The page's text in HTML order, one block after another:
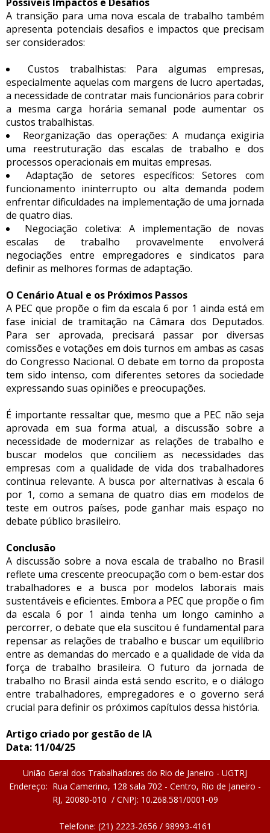
Possíveis Impactos e Desafios
A transição para uma nova escala de trabalho também
apresenta potenciais desafios e impactos que precisam
ser considerados:
Custos trabalhistas: Para algumas empresas,
especialmente aquelas com margens de lucro apertadas,
a necessidade de contratar mais funcionários para cobrir
a mesma carga horária semanal pode aumentar os
custos trabalhistas.
Reorganização das operações: A mudança exigiria
uma reestruturação das escalas de trabalho e dos
processos operacionais em muitas empresas.
Adaptação de setores específicos: Setores com
funcionamento ininterrupto ou alta demanda podem
enfrentar dificuldades na implementação de uma jornada
de quatro dias.
Negociação coletiva: A implementação de novas
escalas de trabalho provavelmente envolverá
negociações entre empregadores e sindicatos para
definir as melhores formas de adaptação.
O Cenário Atual e os Próximos Passos
A PEC que propõe o fim da escala 6 por 1 ainda está em
fase inicial de tramitação na Câmara dos Deputados.
Para ser aprovada, precisará passar por diversas
comissões e votações em dois turnos em ambas as casas
do Congresso Nacional. O debate em torno da proposta
tem sido intenso, com diferentes setores da sociedade
expressando suas opiniões e preocupações.
É importante ressaltar que, mesmo que a PEC não seja
aprovada em sua forma atual, a discussão sobre a
necessidade de modernizar as relações de trabalho e
buscar modelos que conciliem as necessidades das
empresas com a qualidade de vida dos trabalhadores
continua relevante. A busca por alternativas à escala 6
por 1, como a semana de quatro dias em modelos de
teste em outros países, pode ganhar mais espaço no
debate público brasileiro.
Conclusão
A discussão sobre a nova escala de trabalho no Brasil
reflete uma crescente preocupação com o bem-estar dos
trabalhadores e a busca por modelos laborais mais
sustentáveis e eficientes. Embora a PEC que propõe o fim
da escala 6 por 1 ainda tenha um longo caminho a
percorrer, o debate que ela suscitou é fundamental para
repensar as relações de trabalho e buscar um equilíbrio
entre as demandas do mercado e a qualidade de vida da
força de trabalho brasileira. O futuro da jornada de
trabalho no Brasil ainda está sendo escrito, e o diálogo
entre trabalhadores, empregadores e o governo será
crucial para definir os próximos capítulos dessa história.
Artigo criado por gestão de IA
Data: 11/04/25
União Geral dos Trabalhadores do Rio de Janeiro - UGTRJ
Endereço: Rua Camerino, 128 sala 702 - Centro, Rio de Janeiro -
RJ, 20080-010 / CNPJ: 10.268.581/0001-09
Telefone: (21) 2223-2656 / 98993-4161